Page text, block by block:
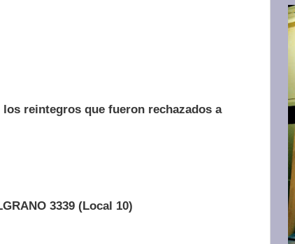
reintegros que fueron rechazados a
3339 (Local 10)